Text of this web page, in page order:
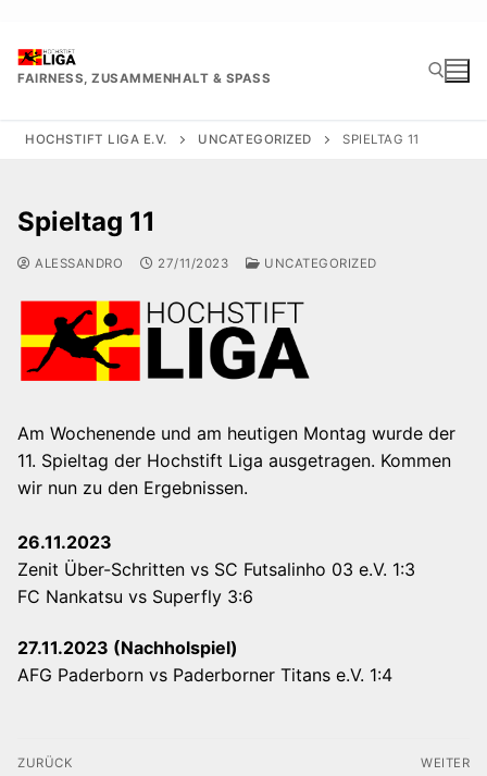
springen
FAIRNESS, ZUSAMMENHALT & SPASS
HOCHSTIFT LIGA E.V. UNCATEGORIZED SPIELTAG 11
Spieltag 11
ALESSANDRO 27/11/2023 UNCATEGORIZED
Am Wochenende und am heutigen Montag wurde der
11. Spieltag der Hochstift Liga ausgetragen. Kommen
wir nun zu den Ergebnissen.
26.11.2023
Zenit Über-Schritten vs SC Futsalinho 03 e.V. 1:3
FC Nankatsu vs Superfly 3:6
27.11.2023 (Nachholspiel)
AFG Paderborn vs Paderborner Titans e.V. 1:4
Beitragsnavigation
ZURÜCK WEITER